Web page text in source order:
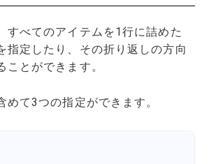
すべてのアイテムを1行に詰めた
指定したり、その折り返しの方向
ことができます。
めて3つの指定ができます。